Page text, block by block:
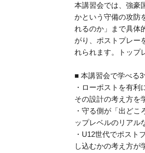
本講習会では、強豪
かという守備の攻防
れるのか」まで具体
がり、ポストプレー
れられます。トップ
■ 本講習会で学べる
・ローポストを有
その設計の考え方を
・守る側が「出ど
ップレベルのリアル
・U12世代でポスト
し込むかの考え方が